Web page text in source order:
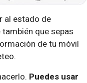
al estado de
que sepas
de tu móvil
Puedes usar